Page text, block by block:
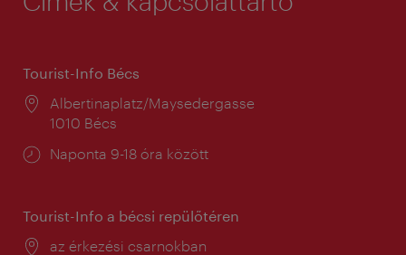
Tourist-Info Bécs
Helyszín:
Albertinaplatz/Maysedergasse
1010 Bécs
Nyitva
Naponta 9-18 óra között
Tourist-Info a bécsi repülőtéren
Helyszín:
az érkezési csarnokban